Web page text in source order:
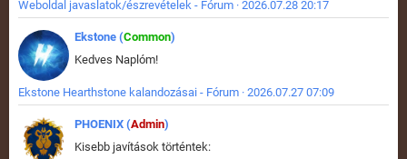
Weboldal javaslatok/észrevételek - Fórum · 2026.07.28 20:17
Ekstone (Common)
Kedves Naplóm!
Ekstone Hearthstone kalandozásai - Fórum · 2026.07.27 07:09
PHOENIX (Admin)
Kisebb javítások történtek: